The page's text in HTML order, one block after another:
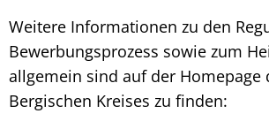
Weitere Informationen zu den
Bewerbungsprozess sowie zum
allgemein sind auf der Homepage
Bergischen Kreises zu finden: